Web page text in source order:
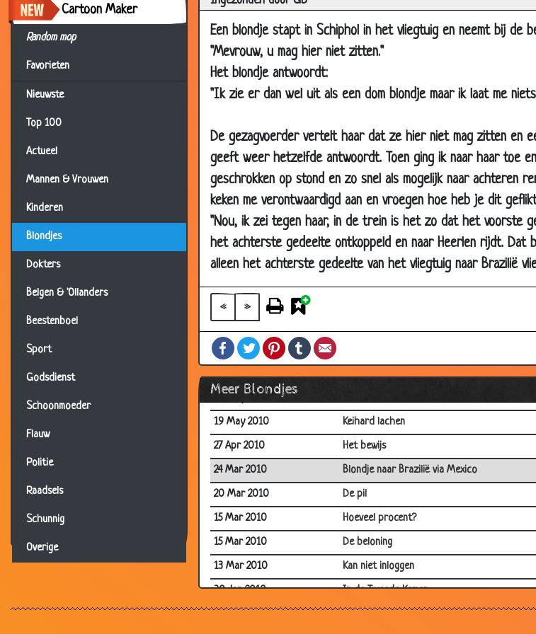
Cartoon Maker
Random mop
Favorieten
Nieuwste
Top 100
Actueel
Mannen & Vrouwen
Kinderen
Blondjes
Dokters
Belgen & 'Ollanders
Beestenboel
Sport
Godsdienst
Schoonmoeder
Flauw
Politie
Raadsels
Schunnig
Overige
Een blondje stapt in Schiphol in het vliegtuig en neemt bij de
"Mevrouw, u mag hier niet zitten."
Het blondje antwoordt:
"Ik zie er dan wel uit als een dom blondje maar ik laat me niets
De gezagvoerder vertelt haar dat ze hier niet mag zitten en
geeft weer hetzelfde antwoordt. Toen ging ik naar haar toe
geschrokken op stond en zo snel als mogelijk naar achteren
keken me verontwaardigd aan en vroegen hoe heb je dit
"Nou, ik zei tegen haar, in de trein is het zo dat het voorste
het achterste gedeelte ontkoppeld en naar Heerlen rijdt. Dat
alleen het achterste gedeelte van het vliegtuig naar Brazilië
« »
FacebookTwitterPinterestTumblr
Meer Blondjes
05 Nov 2012
Blijf!
05 Oct 2012
Dubbele beglazing
22 Jun 2012
16 May 2012
Dom blondje onder de douche
20 Apr 2011
Pak melk
25 Nov 2010
Eikenhouten deur
06 Oct 2010
Auto verkopen
06 Oct 2010
De grote boodschap
06 Oct 2010
Ontslagen
Openingszin
09 Sep 2010
18 Aug 2010
15 Jun 2010
Duits voetbalelftal
19 May 2010
Keihard lachen
27 Apr 2010
Het bewijs
24 Mar 2010
Blondje naar Brazilië via Mexico
20 Mar 2010
De pil
15 Mar 2010
Hoeveel procent?
15 Mar 2010
De beloning
13 Mar 2010
Kan niet inloggen
30 Jan 2010
In de Tweede Kamer